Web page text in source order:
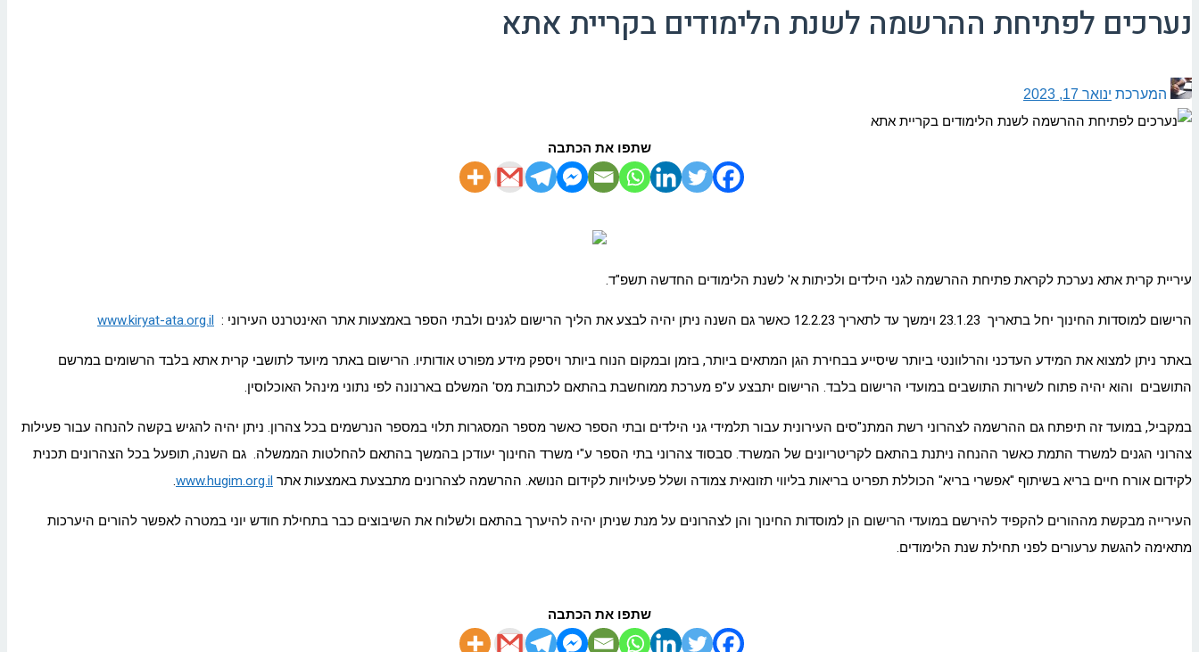
נערכים לפתיחת ההרשמה לשנת הלימודים בקריית אתא
המערכת ינואר 17, 2023
שתפו את הכתבה
עיריית קרית אתא נערכת לקראת פתיחת ההרשמה לגני הילדים ולכיתות א' לשנת הלימודים החדשה תשפ"ד.
הרישום למוסדות החינוך יחל בתאריך 23.1.23 וימשך עד לתאריך 12.2.23 כאשר גם השנה ניתן יהיה לבצע את הליך הרישום לגנים ולבתי הספר באמצעות אתר האינטרנט העירוני : www.kiryat-ata.org.il
באתר ניתן למצוא את המידע העדכני והרלוונטי ביותר שיסייע בבחירת הגן המתאים ביותר, בזמן ובמקום הנוח ביותר ויספק מידע מפורט אודותיו. הרישום באתר מיועד לתושבי קרית אתא בלבד הרשומים במרשם
התושבים והוא יהיה פתוח לשירות התושבים במועדי הרישום בלבד. הרישום יתבצע ע"פ מערכת ממוחשבת בהתאם לכתובת מס' המשלם בארנונה לפי נתוני מינהל האוכלוסין.
במקביל, במועד זה תיפתח גם ההרשמה לצהרוני רשת המתנ"סים העירונית עבור תלמידי גני הילדים ובתי הספר כאשר מספר המסגרות תלוי במספר הנרשמים בכל צהרון. ניתן יהיה להגיש בקשה להנחה עבור פעילות
צהרוני הגנים למשרד התמת כאשר ההנחה ניתנת בהתאם לקריטריונים של המשרד. סבסוד צהרוני בתי הספר ע"י משרד החינוך יעודכן בהמשך בהתאם להחלטות הממשלה. גם השנה, תופעל בכל הצהרונים תכנית
לקידום אורח חיים בריא בשיתוף "אפשרי בריא" הכוללת תפריט בריאות בליווי תזונאית צמודה ושלל פעילויות לקידום הנושא. ההרשמה לצהרונים מתבצעת באמצעות אתר www.hugim.org.il
.
העירייה מבקשת מההורים להקפיד להירשם במועדי הרישום הן למוסדות החינוך והן לצהרונים על מנת שניתן יהיה להיערך בהתאם ולשלוח את השיבוצים כבר בתחילת חודש יוני במטרה לאפשר להורים היערכות
מתאימה להגשת ערעורים לפני תחילת שנת הלימודים.
שתפו את הכתבה